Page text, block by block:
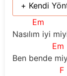
+ Kendi
Em
Nasılım iyi
Em
Ben bende
F